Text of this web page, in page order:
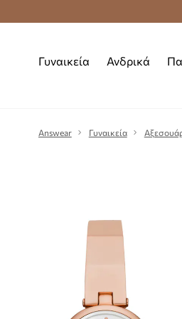
Γυναικεία Ανδρικά
Answear Γυναικεία